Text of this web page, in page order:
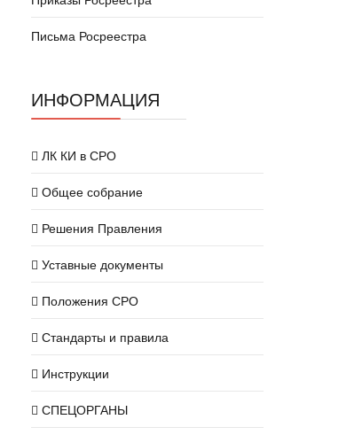
Письма Росреестра
ИНФОРМАЦИЯ
ЛК КИ в СРО
Общее собрание
Решения Правления
Уставные документы
Положения СРО
Стандарты и правила
Инструкции
СПЕЦОРГАНЫ